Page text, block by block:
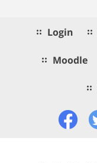
Login
Moodle